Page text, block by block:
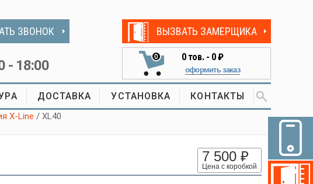
ЗВОНОК
- 18:00
ВЫЗВАТЬ ЗАМЕРЩИКА
0 0тов. - 0 ₽
оформить заказ
ДОСТАВКА УСТАНОВКА КОНТАКТЫ
X-Line / XL40
7 500 ₽
Цена с коробкой